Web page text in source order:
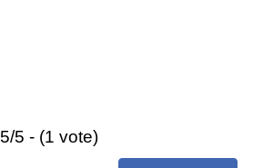
5/5 - (1 vote)